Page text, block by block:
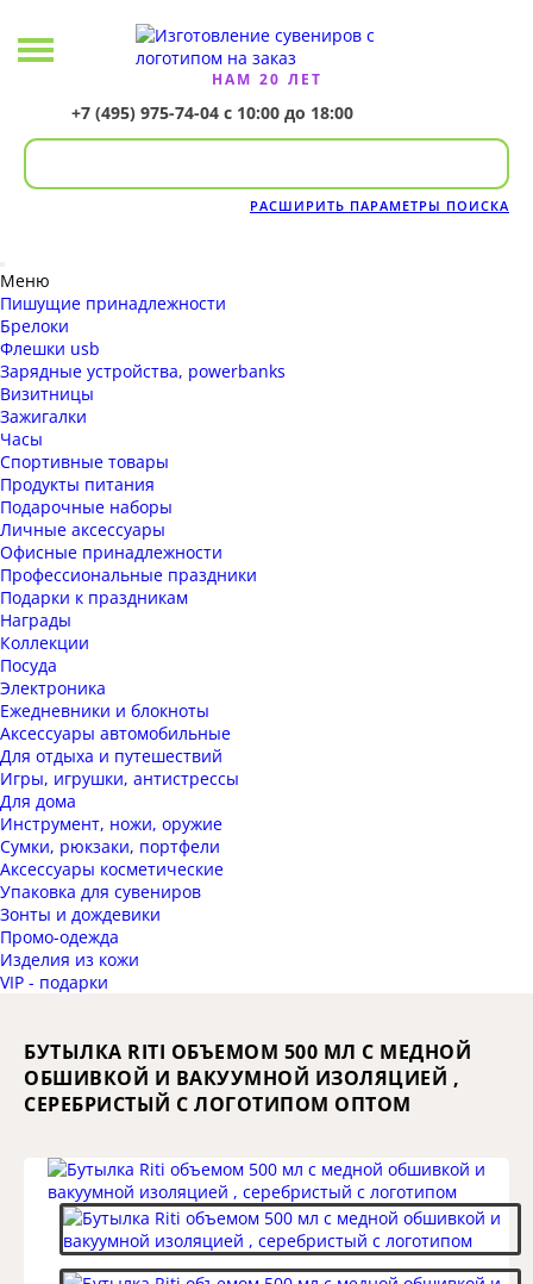
НАМ 20 ЛЕТ
+7 (495) 975-74-04 с 10:00 до 18:00
РАСШИРИТЬ ПАРАМЕТРЫ ПОИСКА
Меню
Пишущие принадлежности
Брелоки
Флешки usb
Зарядные устройства, powerbanks
Визитницы
Зажигалки
Часы
Спортивные товары
Продукты питания
Подарочные наборы
Личные аксессуары
Офисные принадлежности
Профессиональные праздники
Подарки к праздникам
Награды
Коллекции
Посуда
Электроника
Ежедневники и блокноты
Аксессуары автомобильные
Для отдыха и путешествий
Игры, игрушки, антистрессы
Для дома
Инструмент, ножи, оружие
Сумки, рюкзаки, портфели
Аксессуары косметические
Упаковка для сувениров
Зонты и дождевики
Промо-одежда
Изделия из кожи
VIP - подарки
БУТЫЛКА RITI ОБЪЕМОМ 500 МЛ С МЕДНОЙ
ОБШИВКОЙ И ВАКУУМНОЙ ИЗОЛЯЦИЕЙ ,
СЕРЕБРИСТЫЙ С ЛОГОТИПОМ ОПТОМ